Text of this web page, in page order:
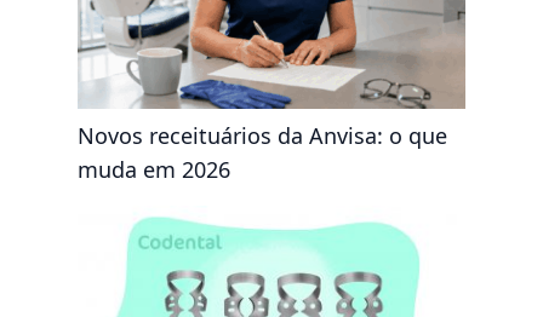
Novos receituários da Anvisa: o que
muda em 2026